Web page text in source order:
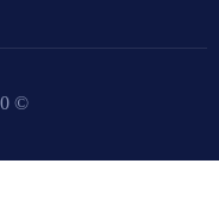
© 2020 The Baloch circle.